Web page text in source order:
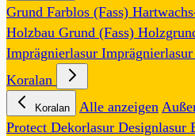
Grund Farblos (Fass)
Holzbau Grund (Fass)
Imprägnierlasur
Koralan
Koralan Alle anzeigen
Protect Dekorlasur Designlasur